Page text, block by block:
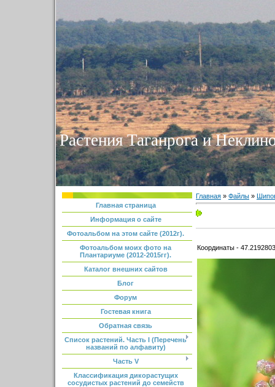
Растения Таганрога и
Главная страница
Информация о сайте
Фотоальбом на этом сайте (2012г).
Фотоальбом моих фото на
Плантариуме (2012-2015гг).
Каталог внешних сайтов
Блог
Форум
Гостевая книга
Обратная связь
Список растений. Часть I (Перечень
названий по алфавиту)
Часть V
Классификация дикорастущих
сосудистых растений до семейств
Главная » Файлы »
Координаты -